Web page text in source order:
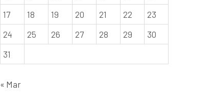
17
18 19 20 21 22
23
24
25 26 27 28 29
30
31
« Mar